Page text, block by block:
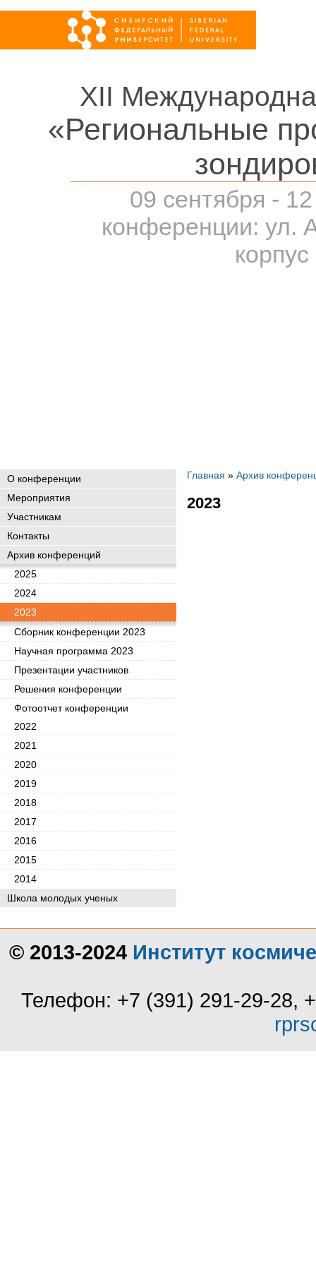
XII
«Региональные
09 сентября -
конференции: ул.
Главная » Архив
2023
О конференции
Мероприятия
Участникам
Контакты
Архив конференций
2025
2024
2023
Сборник конференции 2023
Научная программа 2023
Презентации участников
Решения конференции
Фотоотчет конференции
2022
2021
2020
2019
2018
2017
2016
2015
2014
Школа молодых ученых
© 2013-2024 Институт
Телефон: +7 (391) 291-29-28,